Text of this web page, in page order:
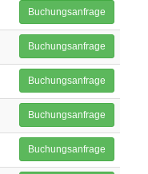
Buchungsanfrage
Buchungsanfrage
Buchungsanfrage
Buchungsanfrage
Buchungsanfrage